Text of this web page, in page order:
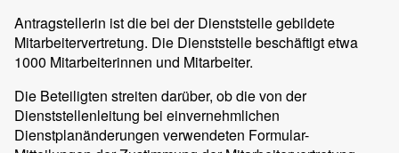
Antragstellerin ist die bei der Dienststelle gebildete
Mitarbeitervertretung. Die Dienststelle beschäftigt etwa
1000 Mitarbeiterinnen und Mitarbeiter.
Die Beteiligten streiten darüber, ob die von der
Dienststellenleitung bei einvernehmlichen
Dienstplanänderungen verwendeten Formular-